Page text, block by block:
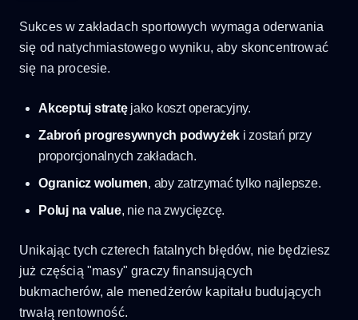
Sukces w zakładach sportowych wymaga oderwania
się od natychmiastowego wyniku, aby skoncentrować
się na procesie.
Akceptuj stratęjako koszt operacyjny.
Zabroń progresywnych podwyżek i zostań przy
proporcjonalnych zakładach.
Ogranicz wolumen, aby zatrzymać tylko najlepsze.
Poluj na value, nie na zwycięzcę.
Unikając tych czterech fatalnych błędów, nie będziesz
już częścią "masy" graczy finansujących
bukmacherów, ale menedżerów kapitału budujących
trwałą rentowność.